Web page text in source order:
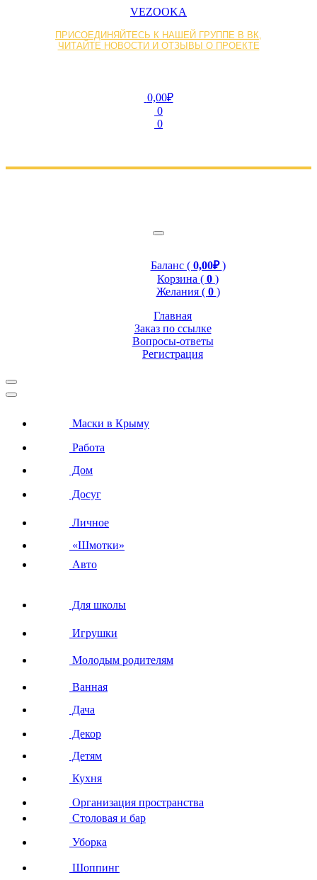
VEZOOKA
ПРИСОЕДИНЯЙТЕСЬ К НАШЕЙ ГРУППЕ В ВК,
ЧИТАЙТЕ НОВОСТИ И ОТЗЫВЫ О ПРОЕКТЕ
0,00₽
0
0
Баланс ( 0,00₽)
Корзина ( 0 )
Желания ( 0 )
Главная
Заказ по ссылке
Вопросы-ответы
Регистрация
Маски в Крыму
Работа
Дом
Досуг
Личное
«Шмотки»
Авто
Для школы
Игрушки
Молодым родителям
Ванная
Дача
Декор
Детям
Кухня
Организация пространства
Столовая и бар
Уборка
Шоппинг